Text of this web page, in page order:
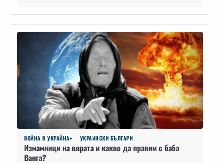
ВОЙНА В УКРАЙНА УКРАИНСКИ БЪЛГАРИ
Измамници на вярата и какво да правим с баба
Ванга?